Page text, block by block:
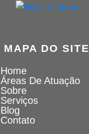
MAPA DO SITE
Home
Áreas De Atuação
Sobre
Serviços
Blog
Contato